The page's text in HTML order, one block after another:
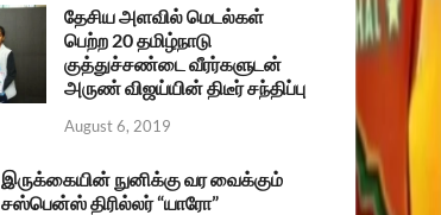
தேசிய அளவில் மெடல்கள்
பெற்ற 20 தமிழ்நாடு
குத்துச்சண்டை வீரர்களுடன்
அருண் விஜய்யின் திடீர் சந்திப்பு
August 6, 2019
இருக்கையின் நுனிக்கு வர வைக்கும்
சஸ்பென்ஸ் திரில்லர் “யாரோ”